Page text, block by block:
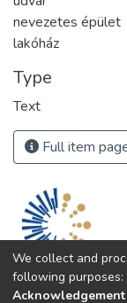
nevezetes épület
lakóház
Type
Text
Full item
We collect and
following purposes: